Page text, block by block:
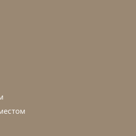
Bravo